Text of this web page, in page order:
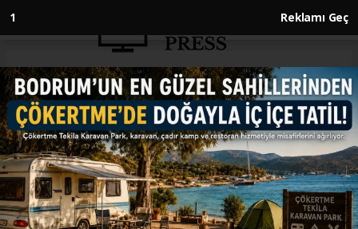
1 Reklamı Geç
Anasayfa SİYASET
Dışişleri Bakanı Fidan, ABD’li
mevkidaşı Blinken ile görüştü
SİYASET
04.04.2024 - 17:49, Güncelleme: 04.04.2024 - 17:49